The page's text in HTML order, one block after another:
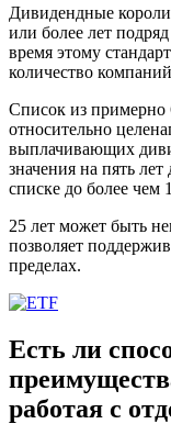
Дивидендные
или более лет
время этому
количество
Список из примерно
относительно
выплачивающих
значения на пять
списке до более чем
25 лет может быть
позволяет
пределах.
Есть ли
работая с